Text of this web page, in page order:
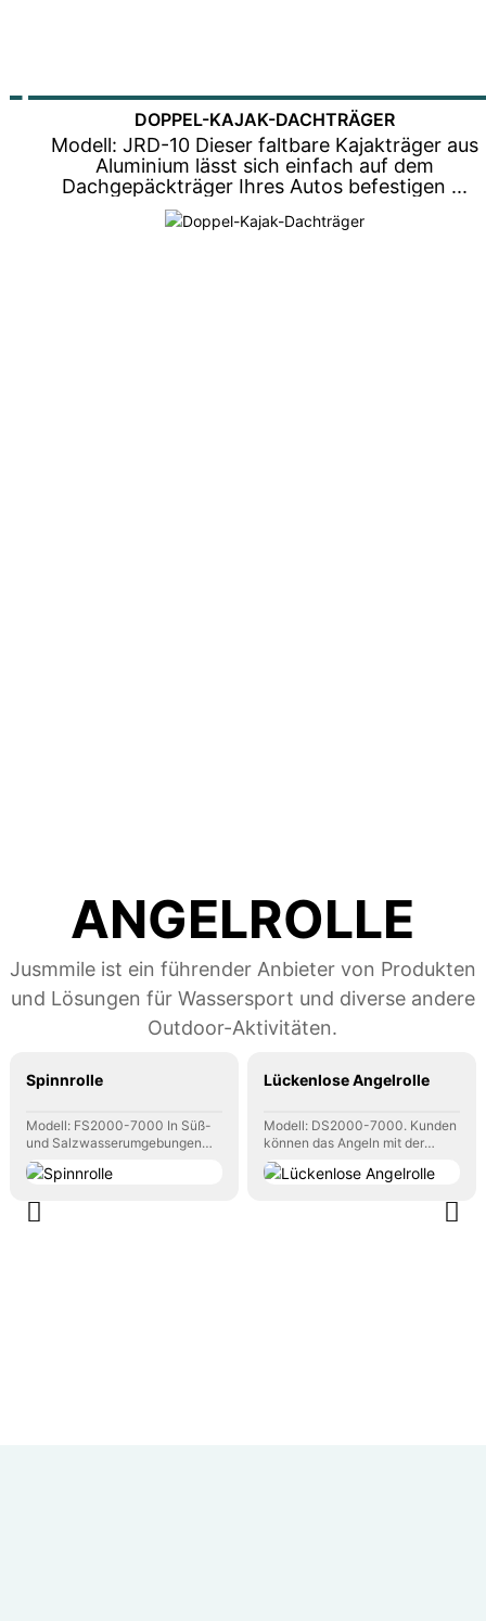
DOPPEL-KAJAK-DACHTRÄGER
Modell: JRD-10 Dieser faltbare Kajakträger aus
Aluminium lässt sich einfach auf dem
Dachgepäckträger Ihres Autos befestigen ...
ANGELROLLE
Jusmmile ist ein führender Anbieter von Produkten
und Lösungen für Wassersport und diverse andere
Outdoor-Aktivitäten.
Spinnrolle
Modell: FS2000-7000 In Süß-
und Salzwasserumgebungen
wie Flüssen, Seen, Stauseen
usw.
Lückenlose Angelrolle
Modell: DS2000-7000. Kunden
können das Angeln mit der
lückenlosen Angelrolle
genießen, die Premium-